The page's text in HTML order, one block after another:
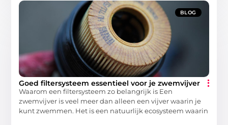
BLOG
Goed filtersysteem essentieel voor je zwemvijver
Waarom een filtersysteem zo belangrijk is Een
zwemvijver is veel meer dan alleen een vijver waarin je
kunt zwemmen. Het is een natuurlijk ecosysteem waarin